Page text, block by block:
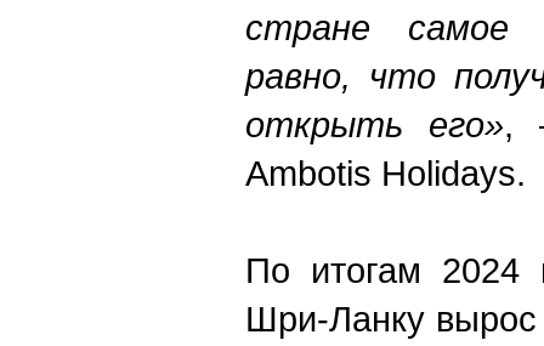
стране самое
равно, что
открыть его»,
Ambotis Holidays.
По итогам 2024
Шри-Ланку вырос